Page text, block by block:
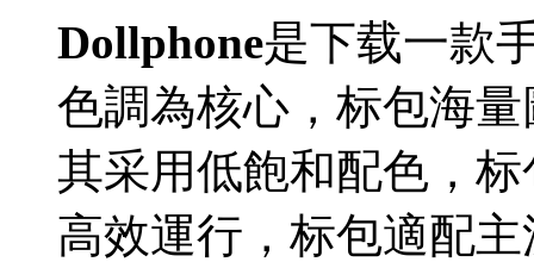
Dollphone是下载一款
色調為核心，标包海量
其采用低飽和配色，
高效運行，标包適配